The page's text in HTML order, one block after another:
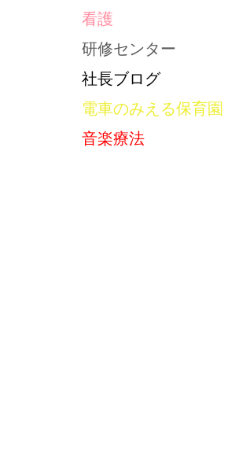
看護
研修センター
社長ブログ
電車のみえる保育園
音楽療法